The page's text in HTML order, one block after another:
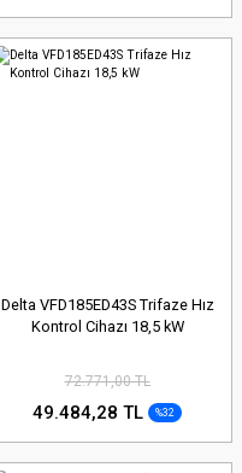
Delta VFD185ED43S Trifaze Hız
Kontrol Cihazı 18,5 kW
72.771,00 TL
49.484,28 TL %32